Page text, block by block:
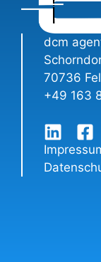
dcm
70736
+49 163